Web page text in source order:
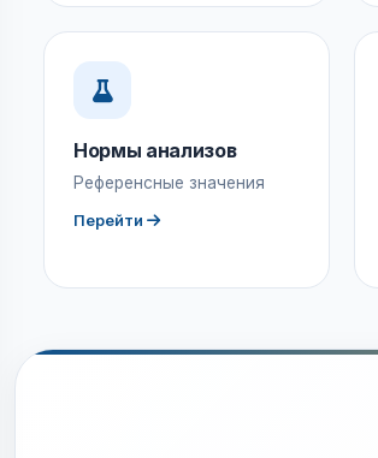
Нормы анализов
Референсные значения
Перейти